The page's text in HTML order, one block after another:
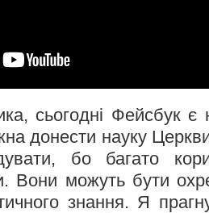
сьогодні Фейсбук є
донести науку
бо багато
Вони можуть бути
знання. Я